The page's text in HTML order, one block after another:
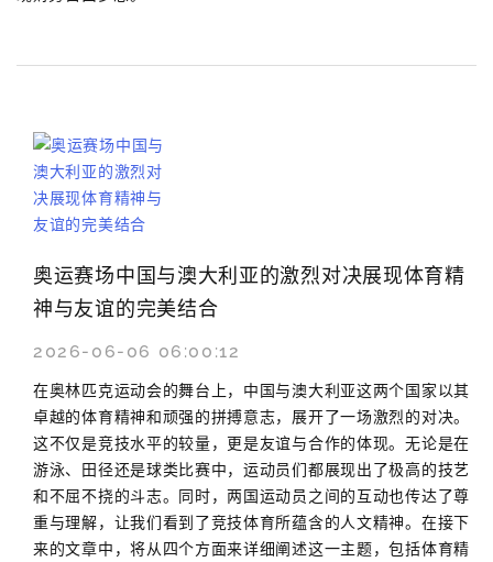
奥运赛场中国与澳大利亚的激烈对决展现体育精
神与友谊的完美结合
2026-06-06 06:00:12
在奥林匹克运动会的舞台上，中国与澳大利亚这两个国家以其
卓越的体育精神和顽强的拼搏意志，展开了一场激烈的对决。
这不仅是竞技水平的较量，更是友谊与合作的体现。无论是在
游泳、田径还是球类比赛中，运动员们都展现出了极高的技艺
和不屈不挠的斗志。同时，两国运动员之间的互动也传达了尊
重与理解，让我们看到了竞技体育所蕴含的人文精神。在接下
来的文章中，将从四个方面来详细阐述这一主题，包括体育精